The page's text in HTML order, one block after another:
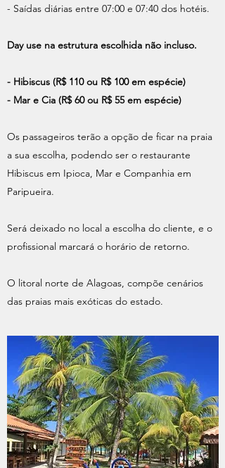
- Saídas diárias entre 07:00 e 07:40 dos hotéis.
Day use na estrutura escolhida não incluso.
- Hibiscus (R$ 110 ou R$ 100 em espécie)
- Mar e Cia (R$ 60 ou R$ 55 em espécie)
Os passageiros terão a opção de ficar na praia
a sua escolha, podendo ser o restaurante
Hibiscus em Ipioca, Mar e Companhia em
Paripueira.
Será deixado no local a escolha do cliente, e o
profissional marcará o horário de retorno.
O litoral norte de Alagoas, compõe cenários
das praias mais exóticas do estado.